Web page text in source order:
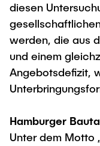
diesen
werden, die aus
und einem
Angebotsdefizit,
Hamburger
Unter dem Motto